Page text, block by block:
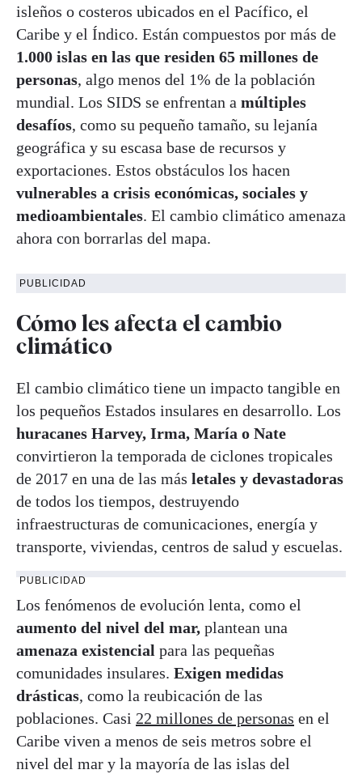
isleños o costeros ubicados en el Pacífico, el
Caribe y el Índico. Están compuestos por más de
1.000 islas en las que residen 65 millones de
personas, algo menos del 1% de la población
mundial. Los SIDS se enfrentan a múltiples
desafíos, como su pequeño tamaño, su lejanía
geográfica y su escasa base de recursos y
exportaciones. Estos obstáculos los hacen
vulnerables a crisis económicas, sociales y
medioambientales. El cambio climático amenaza
ahora con borrarlas del mapa.
PUBLICIDAD
Cómo les afecta el cambio
climático
El cambio climático tiene un impacto tangible en
los pequeños Estados insulares en desarrollo. Los
huracanes Harvey, Irma, María o Nate
convirtieron la temporada de ciclones tropicales
de 2017 en una de las más letales y devastadoras
de todos los tiempos, destruyendo
infraestructuras de comunicaciones, energía y
transporte, viviendas, centros de salud y escuelas.
PUBLICIDAD
Los fenómenos de evolución lenta, como el
aumento del nivel del mar, plantean una
amenaza existencial para las pequeñas
comunidades insulares. Exigen medidas
drásticas, como la reubicación de las
poblaciones. Casi 22 millones de personas en el
Caribe viven a menos de seis metros sobre el
nivel del mar y la mayoría de las islas del